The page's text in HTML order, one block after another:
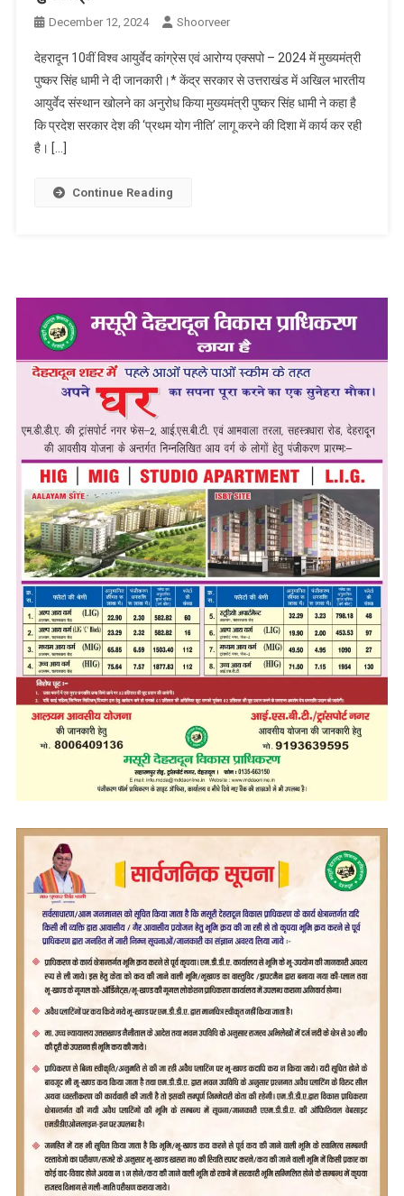
December 12, 2024 Shoorveer
देहरादून 10वीं विश्व आयुर्वेद कांग्रेस एवं आरोग्य एक्सपो – 2024 में मुख्यमंत्री
पुष्कर सिंह धामी ने दी जानकारी।* केंद्र सरकार से उत्तराखंड में अखिल भारतीय
आयुर्वेद संस्थान खोलने का अनुरोध किया मुख्यमंत्री पुष्कर सिंह धामी ने कहा है
कि प्रदेश सरकार देश की ‘प्रथम योग नीति’ लागू करने की दिशा में कार्य कर रही
है। […]
Continue Reading